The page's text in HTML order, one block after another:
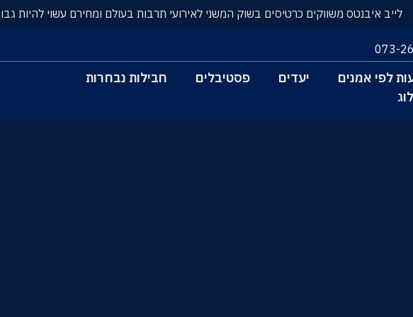
לייב איבנטס משווקים כרטיסים בשוק המשני לאירועי תרבות בעולם ומחירם עשוי להיות
073-
לפי אמנים יעדים פסטיבלים
חבילות נבחרות